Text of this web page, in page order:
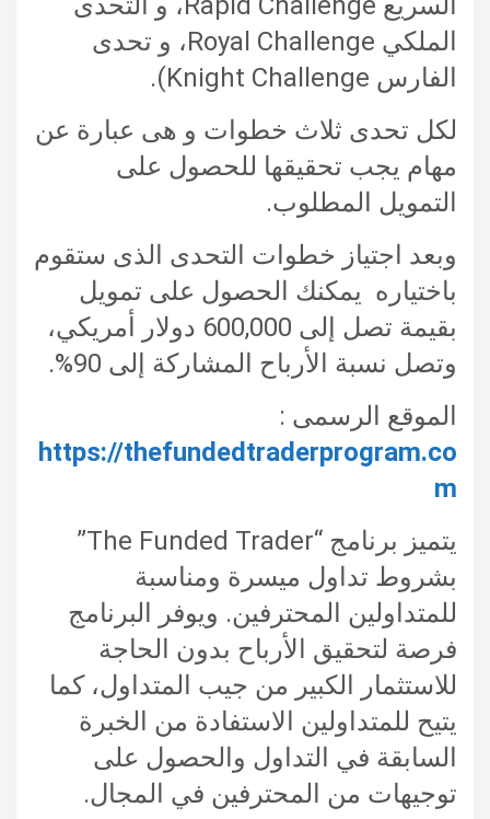
الملكي Royal Challenge، و تحدى
الفارس Knight Challenge).
لكل تحدى ثلاث خطوات و هى عبارة عن
مهام يجب تحقيقها للحصول على
التمويل المطلوب.
وبعد اجتياز خطوات التحدى الذى ستقوم
باختياره يمكنك الحصول على تمويل
بقيمة تصل إلى 600,000 دولار أمريكي،
وتصل نسبة الأرباح المشاركة إلى 90%.
الموقع الرسمى :
https://thefundedtraderprogram.co
m
يتميز برنامج “The Funded Trader”
بشروط تداول ميسرة ومناسبة
للمتداولين المحترفين. ويوفر البرنامج
فرصة لتحقيق الأرباح بدون الحاجة
للاستثمار الكبير من جيب المتداول، كما
يتيح للمتداولين الاستفادة من الخبرة
السابقة في التداول والحصول على
توجيهات من المحترفين في المجال.